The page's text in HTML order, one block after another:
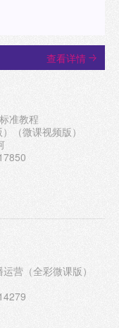
查看详情
准教程
（微课视频版）
营（全彩微课版）